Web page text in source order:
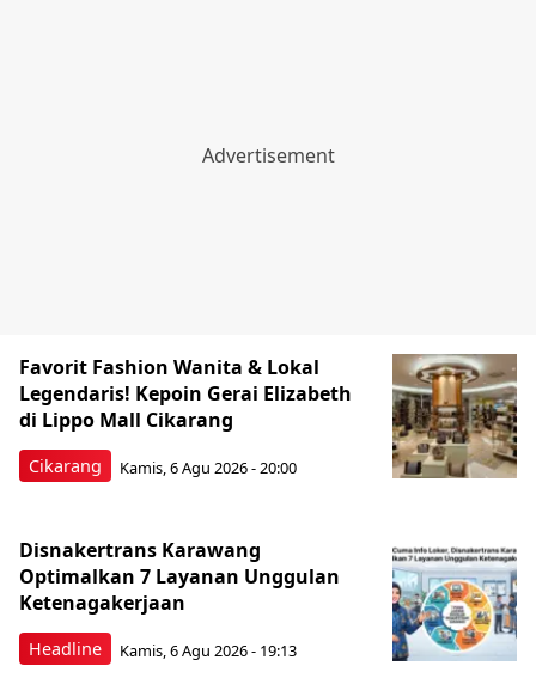
Cikarang
Favorit Fashion Wanita & Lokal
Legendaris! Kepoin Gerai Elizabeth
di Lippo Mall Cikarang
Kamis, 6 Agu 2026 - 20:00
Headline
Disnakertrans Karawang
Optimalkan 7 Layanan Unggulan
Ketenagakerjaan
Kamis, 6 Agu 2026 - 19:13